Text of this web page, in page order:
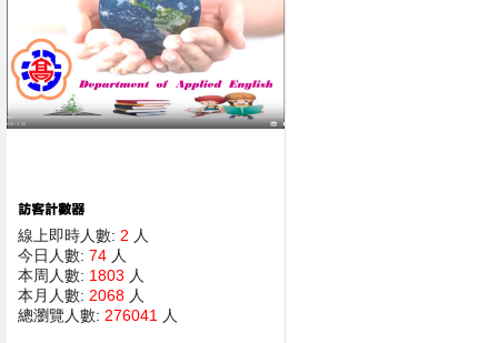
線上即時人數: 2 人
今日人數: 74 人
本周人數: 1803 人
本月人數: 2068 人
總瀏覽人數: 276041 人